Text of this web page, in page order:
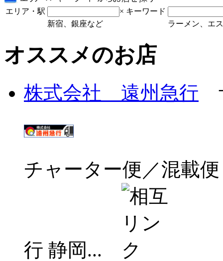
エリア・駅 × キーワード
新宿、銀座など
ラーメン、エ
オススメのお店
株式会社 遠州急行
チャーター便／混載
行 静岡...